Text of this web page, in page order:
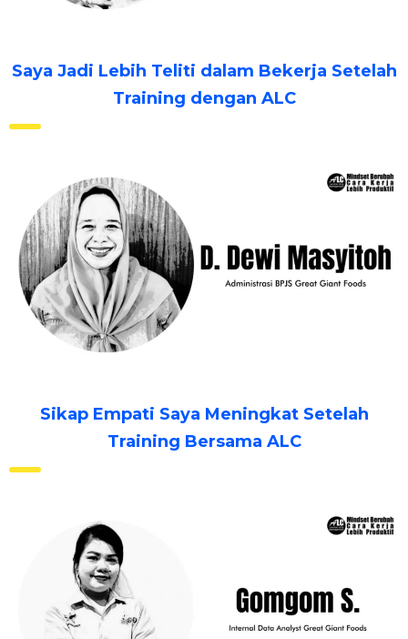
Saya Jadi Lebih Teliti dalam Bekerja Setelah
Training dengan ALC
Sikap Empati Saya Meningkat Setelah
Training Bersama ALC